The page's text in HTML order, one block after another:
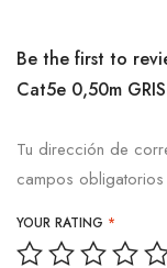
Be the first to
Cat5e 0,50m
Tu dirección de
campos
YOUR RATING *